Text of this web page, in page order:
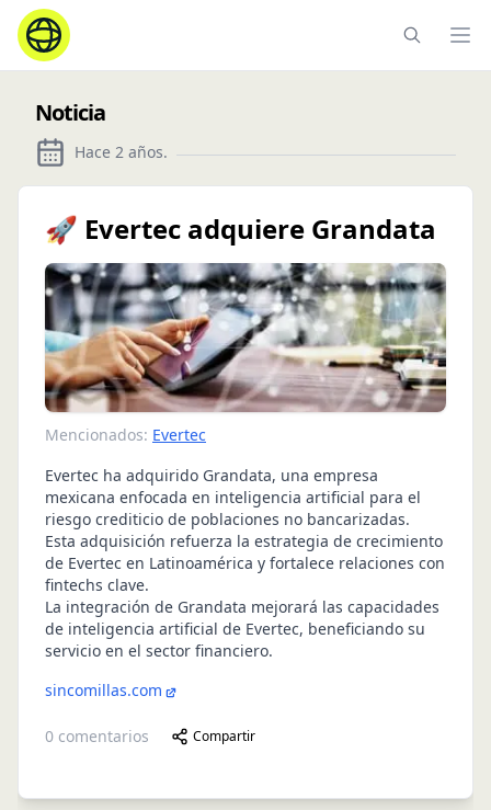
Noticia
Hace 2 años.
🚀 Evertec adquiere Grandata
Mencionados: Evertec
Evertec ha adquirido Grandata, una empresa
mexicana enfocada en inteligencia artificial para el
riesgo crediticio de poblaciones no bancarizadas.
Esta adquisición refuerza la estrategia de crecimiento
de Evertec en Latinoamérica y fortalece relaciones con
fintechs clave.
La integración de Grandata mejorará las capacidades
de inteligencia artificial de Evertec, beneficiando su
servicio en el sector financiero.
sincomillas.com
0 comentarios Compartir